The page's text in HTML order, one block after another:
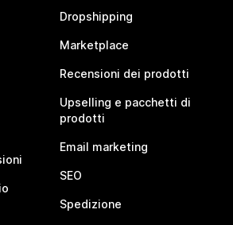
Dropshipping
Marketplace
Recensioni dei prodotti
Upselling e pacchetti di
prodotti
Email marketing
SEO
Spedizione